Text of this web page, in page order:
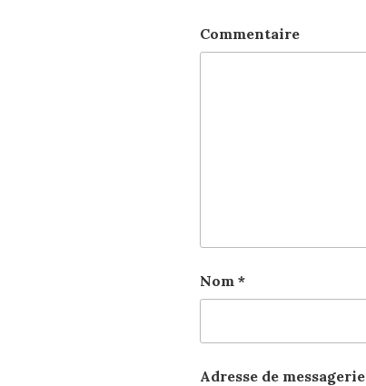
Commentaire
Nom *
Adresse de messagerie